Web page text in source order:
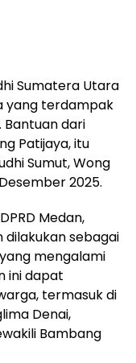
Sumatera Utara
yang terdampak
Bantuan dari
Patijaya, itu
Sumut, Wong
2025.
Medan,
sebagai
mengalami
ini dapat
termasuk di
Denai,
Bambang